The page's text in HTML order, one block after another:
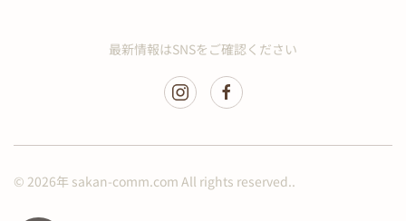
最新情報はSNSをご確認ください
© 2026年 sakan-comm.com All rights reserved..